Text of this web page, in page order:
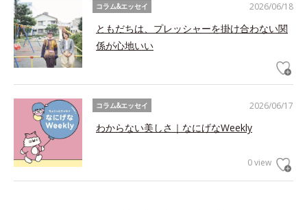
2026/06/18
コラム&エッセイ
ともだちは、プレッシャーを掛け合わない関
係が心地いい
2026/06/17
コラム&エッセイ
わからない美しさ｜なにげなWeekly
0 view